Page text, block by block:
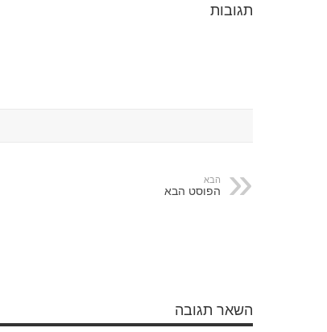
תגובות
הבא
הפוסט הבא
השאר תגובה